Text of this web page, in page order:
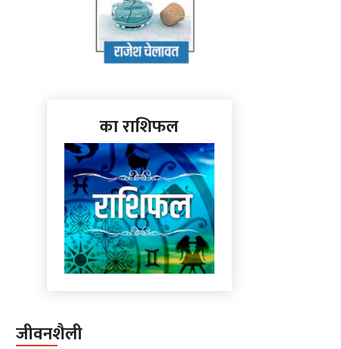
का राशिफल
जीवनशैली